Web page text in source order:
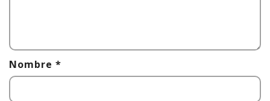
Nombre *